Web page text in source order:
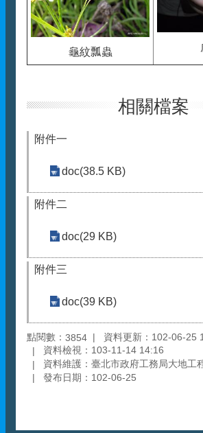
龜紋瓢蟲
相關檔案
附件一
doc(38.5 KB)
附件二
doc(29 KB)
附件三
doc(39 KB)
點閱數： 3854
資料更新：102-06-25
資料檢視：103-11-14 14:16
資料維護：臺北市政府工務局大地工
發布日期：102-06-25